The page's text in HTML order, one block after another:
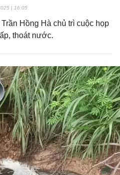
| 16:05
Hồng Hà chủ trì cuộc họp
thoát nước.